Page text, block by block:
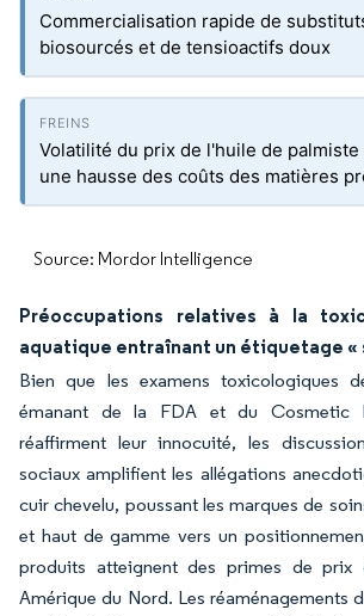
Commercialisation rapide de
biosourcés et de tensioactifs doux
Volatilité du prix de l'huile de
une hausse des coûts des matières
Source: Mordor Intelligence
Préoccupations relatives à la
aquatique entraînant un étiquetage «
Bien que les examens toxicologiques
émanant de la FDA et du Cosmetic
réaffirment leur innocuité, les
sociaux amplifient les allégations
cuir chevelu, poussant les marques de
et haut de gamme vers un
produits atteignent des primes de
Amérique du Nord. Les réaménagements